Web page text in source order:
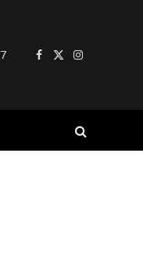
Facebook
X
Instagram